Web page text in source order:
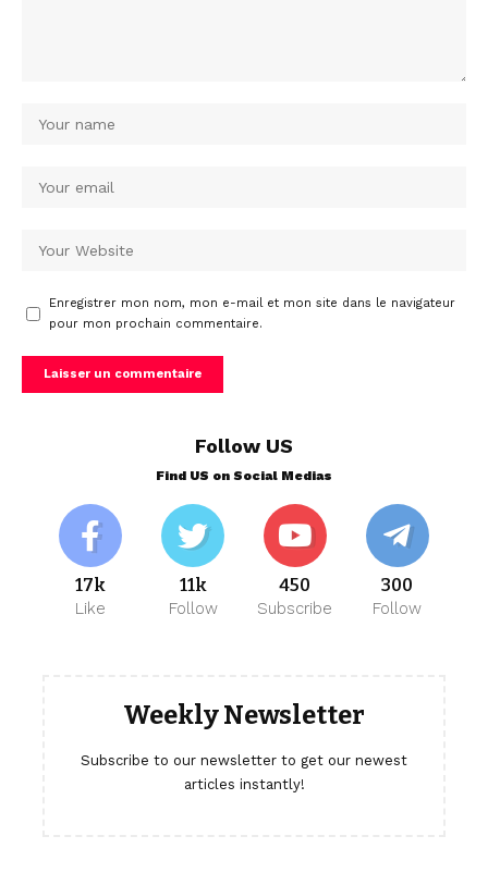
Enregistrer mon nom, mon e-mail et mon site dans le navigateur
pour mon prochain commentaire.
Follow US
Find US on Social Medias
17k
Like
11k
Follow
450
Subscribe
300
Follow
Weekly Newsletter
Subscribe to our newsletter to get our newest
articles instantly!